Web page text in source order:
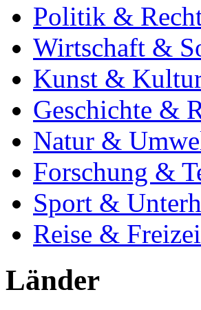
Politik &
Wirtschaft &
Kunst &
Geschichte &
Natur &
Forschung &
Sport &
Reise &
Länder